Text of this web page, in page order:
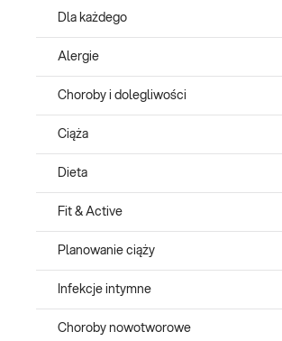
Dla każdego
Alergie
Choroby i dolegliwości
Ciąża
Dieta
Fit & Active
Planowanie ciąży
Infekcje intymne
Choroby nowotworowe